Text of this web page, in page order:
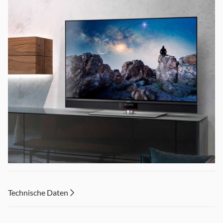
Technische Daten